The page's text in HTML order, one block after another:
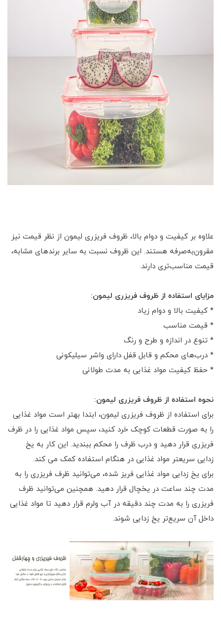
علاوه بر کیفیت و دوام بالا، ظروف فریزری لیمون از نظر قیمت نیز
مقرون‌به‌صرفه هستند. این ظروف نسبت به سایر برندهای مشابه،
قیمت مناسب‌تری دارند.
مزایای استفاده از ظروف فریزری لیمون:
* کیفیت بالا و دوام زیاد
* قیمت مناسب
* تنوع در اندازه و طرح و رنگ
* درب‌های محکم و قابل قفل دارای واشر سیلیکونی
* حفظ کیفیت مواد غذایی به مدت طولانی
نحوه استفاده از ظروف فریزری لیمون:
برای استفاده از ظروف فریزری لیمون، ابتدا بهتر است مواد غذایی
را به صورت قطعات کوچک خرد کنید، سپس مواد غذایی را در ظرف
فریزری قرار دهید و درب ظرف را محکم ببندید. این کار به یخ
زدایی سریعتر مواد غذایی در هنگام استفاده کمک می کند.
برای یخ زدایی مواد غذایی فریز شده، می‌توانید ظرف فریزری را به
مدت چند ساعت در یخچال قرار دهید. همچنین می‌توانید ظرف
فریزری را به مدت چند دقیقه در آب ولرم قرار دهید تا مواد غذایی
داخل آن سریع‌تر یخ زدایی شوند.